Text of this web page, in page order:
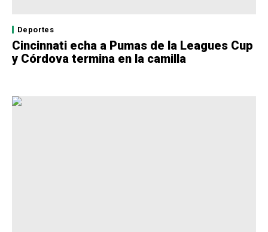
Deportes
Cincinnati echa a Pumas de la Leagues Cup
y Córdova termina en la camilla